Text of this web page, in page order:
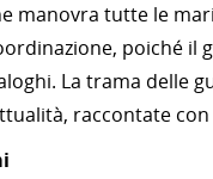
manovra tutte le
poiché
La trama delle
raccontate